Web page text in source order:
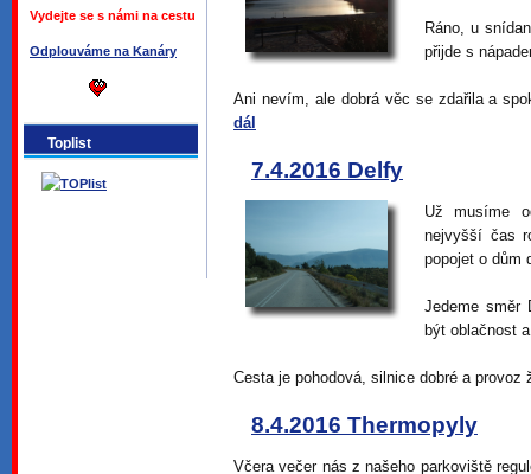
Vydejte se s námi na cestu
Odplouváme na Kanáry
Toplist
Ráno, u
přijde s
Ani nevím, ale dobrá věc se zdařila a
dál
7.4.2016 Delfy
Už musíme
nejvyšší čas
popojet o dům
Jedeme směr
být oblačnost
Cesta je pohodová, silnice dobré a
8.4.2016 Thermopyly
Včera večer nás z našeho parkoviště